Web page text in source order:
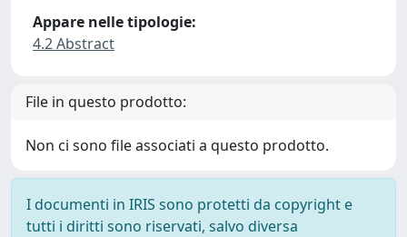
Appare nelle tipologie:
4.2 Abstract
File in questo prodotto:
Non ci sono file associati a questo prodotto.
I documenti in IRIS sono protetti da copyright e
tutti i diritti sono riservati, salvo diversa